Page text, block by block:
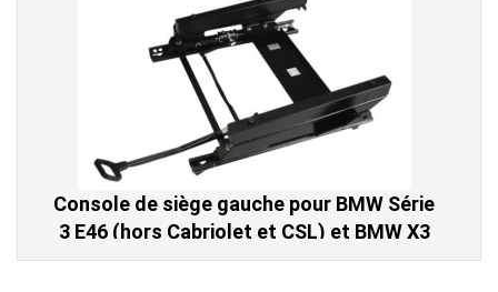
Console de siège gauche pour BMW Série
3 E46 (hors Cabriolet et CSL) et BMW X3
E83 (2004-2010)